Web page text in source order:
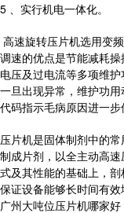
5 、实行机电一体化。
高速旋转压片机选用变
调速的优点是节能减耗
电压及过电流等多项维
一旦出现异常，维护功
代码指示毛病原因进一步
压片机是固体制剂中的
制成片剂，以全主动高
式及其性能的基础上，
保证设备能够长时间有效
广州大吨位压片机哪家